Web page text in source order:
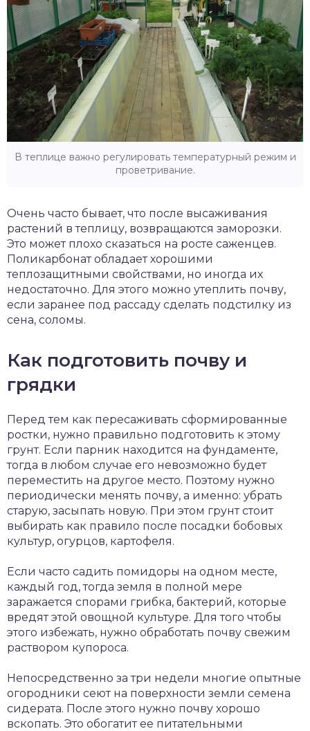
В теплице важно регулировать температурный режим и
проветривание.
Очень часто бывает, что после высаживания
растений в теплицу, возвращаются заморозки.
Это может плохо сказаться на росте саженцев.
Поликарбонат обладает хорошими
теплозащитными свойствами, но иногда их
недостаточно. Для этого можно утеплить почву,
если заранее под рассаду сделать подстилку из
сена, соломы.
Как подготовить почву и
грядки
Перед тем как пересаживать сформированные
ростки, нужно правильно подготовить к этому
грунт. Если парник находится на фундаменте,
тогда в любом случае его невозможно будет
переместить на другое место. Поэтому нужно
периодически менять почву, а именно: убрать
старую, засыпать новую. При этом грунт стоит
выбирать как правило после посадки бобовых
культур, огурцов, картофеля.
Если часто садить помидоры на одном месте,
каждый год, тогда земля в полной мере
заражается спорами грибка, бактерий, которые
вредят этой овощной культуре. Для того чтобы
этого избежать, нужно обработать почву свежим
раствором купороса.
Непосредственно за три недели многие опытные
огородники сеют на поверхности земли семена
сидерата. После этого нужно почву хорошо
вскопать. Это обогатит ее питательными